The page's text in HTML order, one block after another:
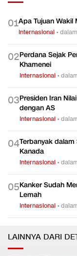
01Apa Tujuan Wakil
Internasional •
02Perdana Sejak
Khamenei
Internasional •
03Presiden Iran
dengan AS
Internasional •
04Terbanyak
Kanada
Internasional •
05Kanker Sudah
Lemah
Internasional •
LAINNYA DARI